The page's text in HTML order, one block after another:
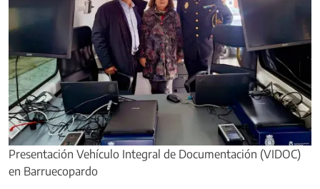
Presentación Vehículo Integral de Documentación (VIDOC)
en Barruecopardo